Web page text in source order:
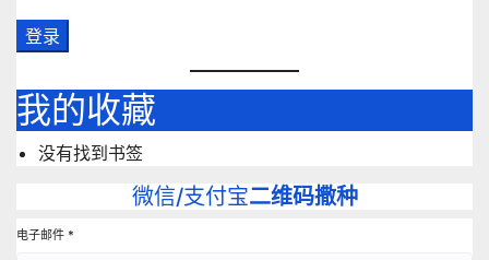
我的收藏
没有找到书签
微信/支付宝二维码撒种
电子邮件 *